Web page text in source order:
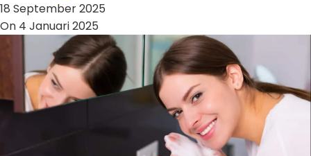
18 September 2025
On 4 Januari 2025